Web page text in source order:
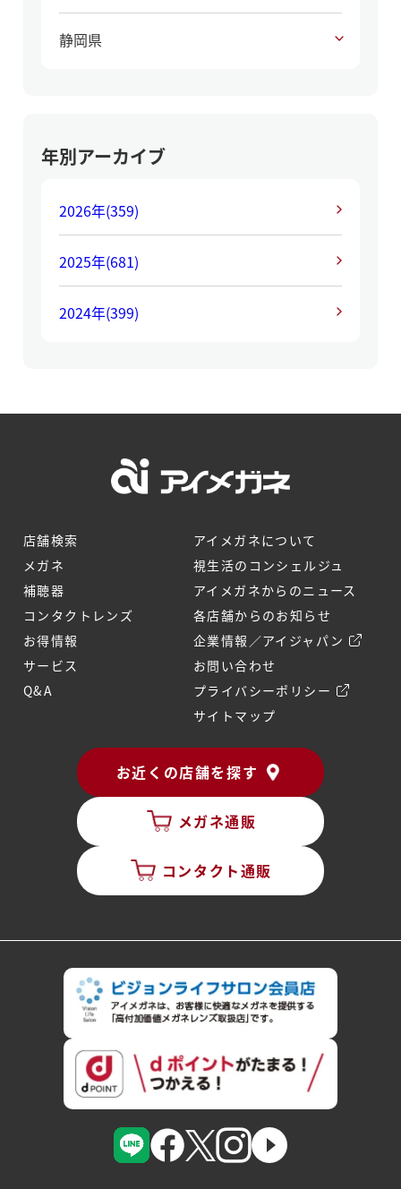
静岡県
年別アーカイブ
2026年(359)
2025年(681)
2024年(399)
店舗検索
メガネ
補聴器
コンタクトレンズ
お得情報
サービス
Q&A
アイメガネについて
視生活のコンシェルジュ
アイメガネからのニュース
各店舗からのお知らせ
企業情報／アイジャパン
お問い合わせ
プライバシーポリシー
サイトマップ
お近くの店舗を探す
メガネ通販
コンタクト通販